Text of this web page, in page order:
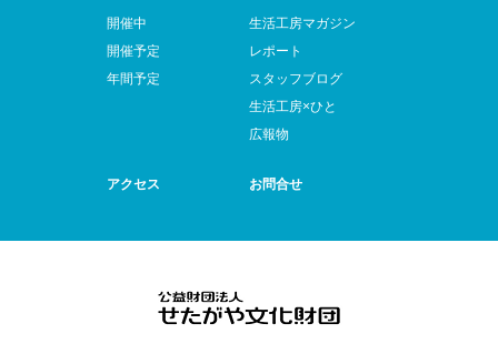
開催中
開催予定
年間予定
生活工房マガジン
レポート
スタッフブログ
生活工房×ひと
広報物
アクセス お問合せ